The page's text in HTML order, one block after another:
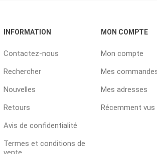
INFORMATION
Contactez-nous
Rechercher
Nouvelles
Retours
Avis de confidentialité
Termes et conditions de
MON COMPTE
Mon compte
Mes
Mes adresses
Récemment vus